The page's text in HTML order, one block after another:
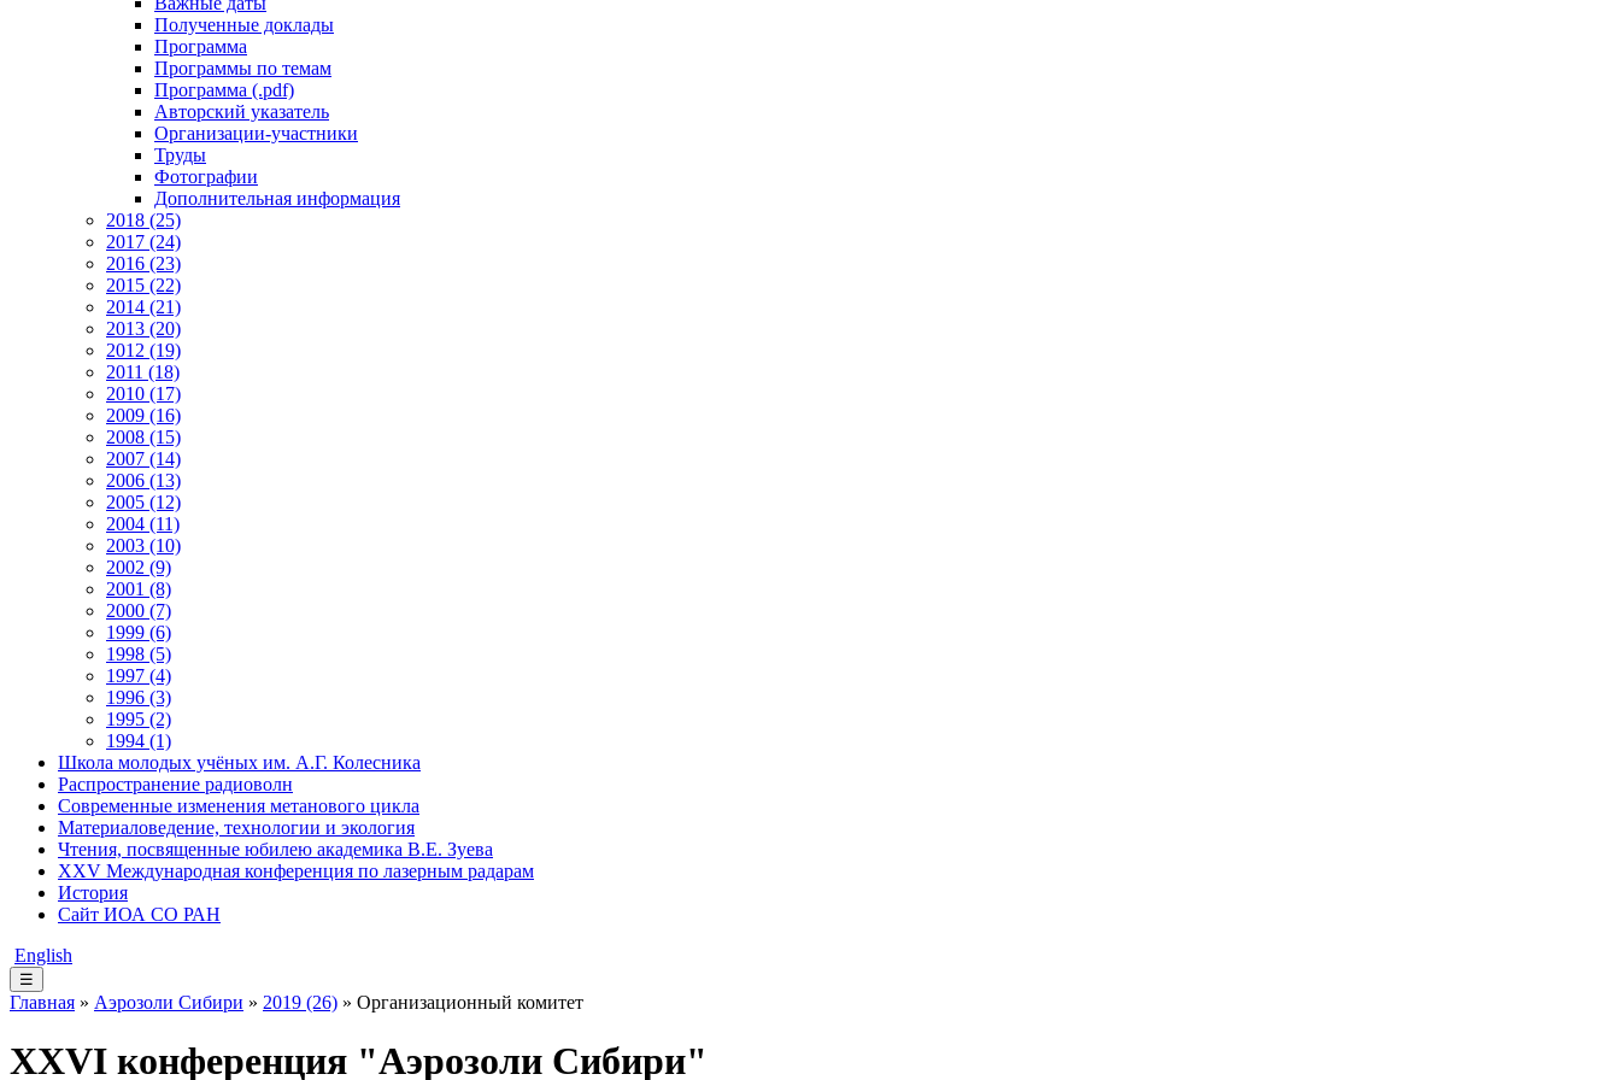
Полученные доклады
Программа
Программы по темам
Программа (.pdf)
Авторский указатель
Организации-участники
Труды
Фотографии
Дополнительная информация
2018 (25)
2017 (24)
2016 (23)
2015 (22)
2014 (21)
2013 (20)
2012 (19)
2011 (18)
2010 (17)
2009 (16)
2008 (15)
2007 (14)
2006 (13)
2005 (12)
2004 (11)
2003 (10)
2002 (9)
2001 (8)
2000 (7)
1999 (6)
1998 (5)
1997 (4)
1996 (3)
1995 (2)
1994 (1)
Школа молодых учёных им. А.Г. Колесника
Распространение радиоволн
Современные изменения метанового цикла
Материаловедение, технологии и экология
Чтения, посвященные юбилею академика В.Е. Зуева
XXV Международная конференция по лазерным радарам
История
Сайт ИОА СО РАН
English
☰
Главная » Аэрозоли Сибири » 2019 (26) » Организационный комитет
XXVI конференция "Аэрозоли Сибири"